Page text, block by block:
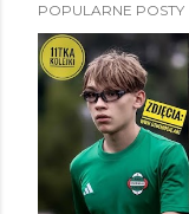
POPULARNE POSTY